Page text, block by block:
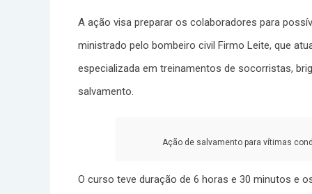
A ação visa preparar os colaboradores para
ministrado pelo bombeiro civil Firmo Leite, que
especializada em treinamentos de socorristas,
salvamento.
Ação de salvamento para vítimas
O curso teve duração de 6 horas e 30 minutos e